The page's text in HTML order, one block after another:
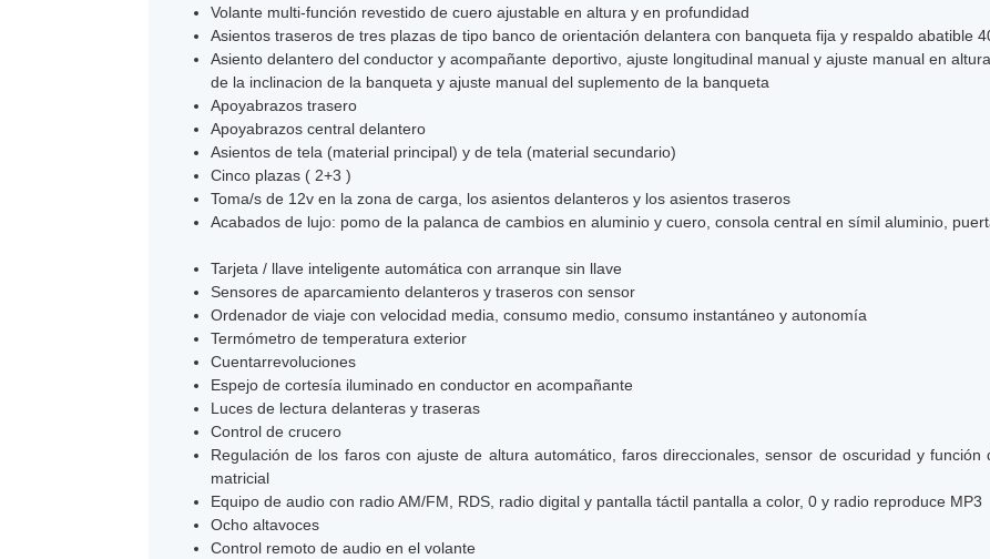
Volante multi-función revestido de cuero ajustable en altura y en profundidad
Asientos traseros de tres plazas de tipo banco de orientación delantera con banqueta fija y respaldo abatible
Asiento delantero del conductor y acompañante deportivo, ajuste longitudinal manual y ajuste manual en
de la inclinacion de la banqueta y ajuste manual del suplemento de la banqueta
Apoyabrazos trasero
Apoyabrazos central delantero
Asientos de tela (material principal) y de tela (material secundario)
Cinco plazas ( 2+3 )
Toma/s de 12v en la zona de carga, los asientos delanteros y los asientos traseros
Acabados de lujo: pomo de la palanca de cambios en aluminio y cuero, consola central en símil aluminio,
Tarjeta / llave inteligente automática con arranque sin llave
Sensores de aparcamiento delanteros y traseros con sensor
Ordenador de viaje con velocidad media, consumo medio, consumo instantáneo y autonomía
Termómetro de temperatura exterior
Cuentarrevoluciones
Espejo de cortesía iluminado en conductor en acompañante
Luces de lectura delanteras y traseras
Control de crucero
Regulación de los faros con ajuste de altura automático, faros direccionales, sensor de oscuridad y
matricial
Equipo de audio con radio AM/FM, RDS, radio digital y pantalla táctil pantalla a color, 0 y radio reproduce MP3
Ocho altavoces
Control remoto de audio en el volante